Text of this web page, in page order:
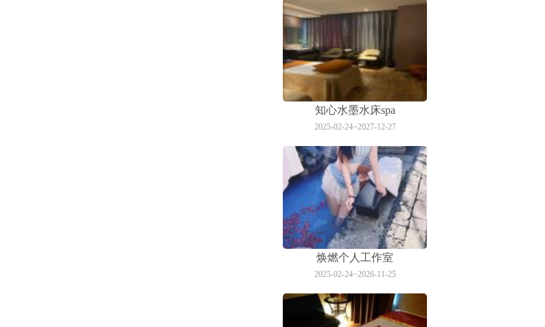
知心水墨水床spa
2025-02-24~2027-12-27
焕燃个人工作室
2025-02-24~2026-11-25